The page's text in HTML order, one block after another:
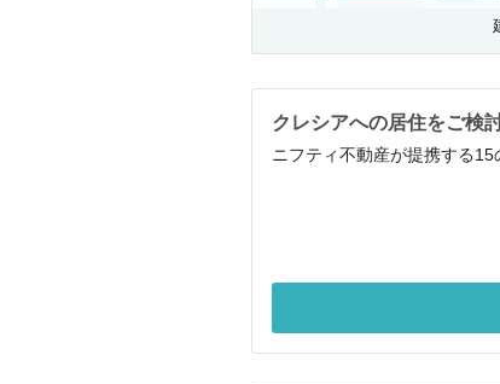
クレシアへの居住をご検
ニフティ不動産が提携する